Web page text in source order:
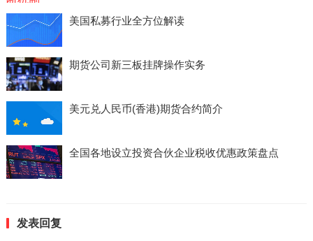
美国私募行业全方位解读
期货公司新三板挂牌操作实务
美元兑人民币(香港)期货合约简介
全国各地设立投资合伙企业税收优惠政策盘点
发表回复